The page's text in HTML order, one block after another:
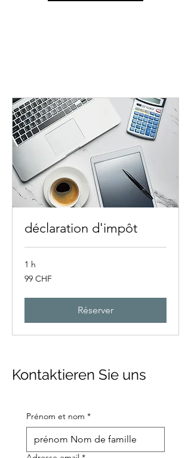
déclaration d'impôt
1 h
99
francs
99 CHF
Réserver
Kontaktieren Sie uns
Prénom et nom *